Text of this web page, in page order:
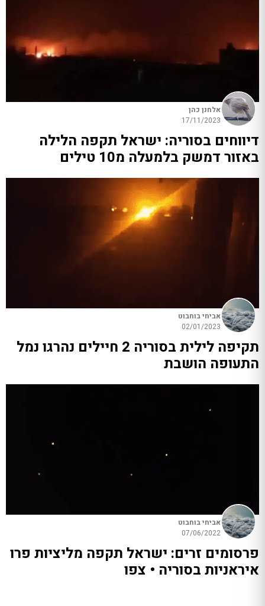
אלחנן כהן
17/11/2023
דיווחים בסוריה: ישראל תקפה הלילה
באזור דמשק בלמעלה מ10 טילים
אביחי בוחבוט
02/01/2023
תקיפה לילית בסוריה 2 חיילים נהרגו נמל
התעופה הושבת
אביחי בוחבוט
07/06/2022
פרסומים זרים: ישראל תקפה מליציות פרו
איראניות בסוריה • צפו